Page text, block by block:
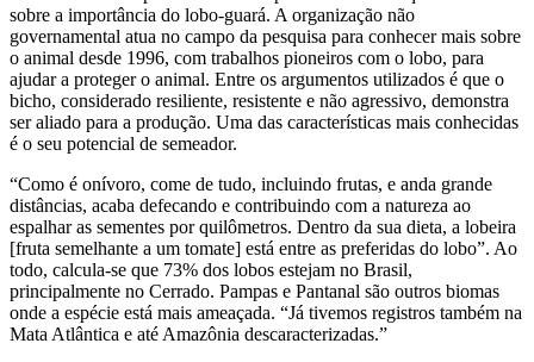
sobre a importância do lobo-guará. A organização não
governamental atua no campo da pesquisa para conhecer mais sobre
o animal desde 1996, com trabalhos pioneiros com o lobo, para
ajudar a proteger o animal. Entre os argumentos utilizados é que o
bicho, considerado resiliente, resistente e não agressivo, demonstra
ser aliado para a produção. Uma das características mais conhecidas
é o seu potencial de semeador.
“Como é onívoro, come de tudo, incluindo frutas, e anda grande
distâncias, acaba defecando e contribuindo com a natureza ao
espalhar as sementes por quilômetros. Dentro da sua dieta, a lobeira
[fruta semelhante a um tomate] está entre as preferidas do lobo”. Ao
todo, calcula-se que 73% dos lobos estejam no Brasil,
principalmente no Cerrado. Pampas e Pantanal são outros biomas
onde a espécie está mais ameaçada. “Já tivemos registros também na
Mata Atlântica e até Amazônia descaracterizadas.”